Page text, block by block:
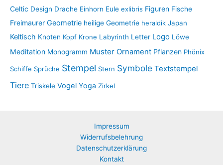
Celtic Design Drache Einhorn Eule exlibris Figuren Fische
Freimaurer Geometrie heilige Geometrie heraldik Japan
Keltisch Knoten Kopf Krone Labyrinth Letter Logo Löwe
Meditation Monogramm Muster Ornament Pflanzen Phönix
Schiffe Sprüche Stempel Stern Symbole Textstempel
Tiere Triskele Vogel Yoga Zirkel
Impressum
Widerrufsbelehrung
Datenschutzerklärung
Kontakt